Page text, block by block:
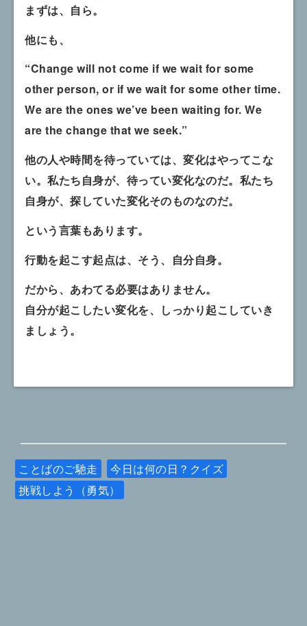
まずは、自ら。
他にも、
“Change will not come if we wait for some
other person, or if we wait for some other time.
We are the ones we’ve been waiting for. We
are the change that we seek.”
他の人や時間を待っていては、変化はやってこな
い。私たち自身が、待ってい変化なのだ。私たち
自身が、探していた変化そのものなのだ。
という言葉もあります。
行動を起こす起点は、そう、自分自身。
だから、あわてる必要はありません。
自分が起こしたい変化を、しっかり起こしていき
ましょう。
ことばのご馳走
今日は何の日？クイズ
挑戦しよう（勇気）